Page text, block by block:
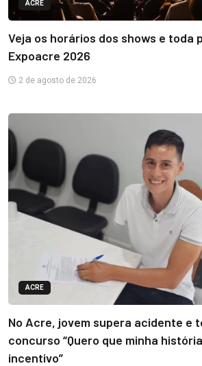
ACRE
Veja os horários dos shows e toda
Expoacre 2026
2 de agosto de 2026
ACRE
No Acre, jovem supera acidente e
concurso “Quero que minha
incentivo”